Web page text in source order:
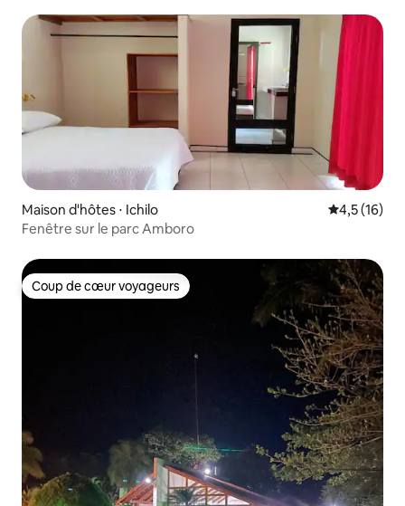
Maison d'hôtes ⋅ Ichilo Évaluation
4,5 (16)
Fenêtre sur le parc Amboro
Coup de cœur voyageurs
Coup de cœur voyageurs